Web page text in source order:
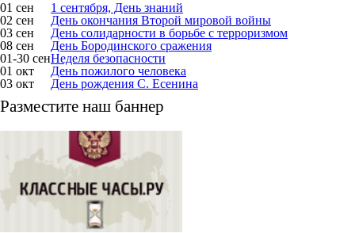
01 сен
1 сентября, День знаний
02 сен
День окончания Второй мировой войны
03 сен
День солидарности в борьбе с терроризмом
08 сен
День Бородинского сражения
01-30 сенНеделя безопасности
01 окт
День пожилого человека
03 окт
День рождения С. Есенина
Разместите наш баннер